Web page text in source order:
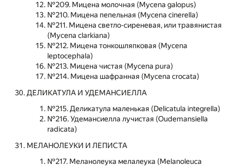
№209. Мицена молочная (Mycena galopus)
№210. Мицена пепельная (Mycena cinerella)
№211. Мицена светло-сиреневая, или травянистая
(Mycena clarkiana)
№212. Мицена тонкошляпковая (Mycena
leptocephala)
№213. Мицена чистая (Mycena pura)
№214. Мицена шафранная (Mycena crocata)
ДЕЛИКАТУЛА И УДЕМАНСИЕЛЛА
№215. Деликатула маленькая (Delicatula integrella)
№216. Удемансиелла лучистая (Oudemansiella
radicata)
МЕЛАНОЛЕУКИ И ЛЕПИСТА
№217. Меланолеука мелалеука (Melanoleuca